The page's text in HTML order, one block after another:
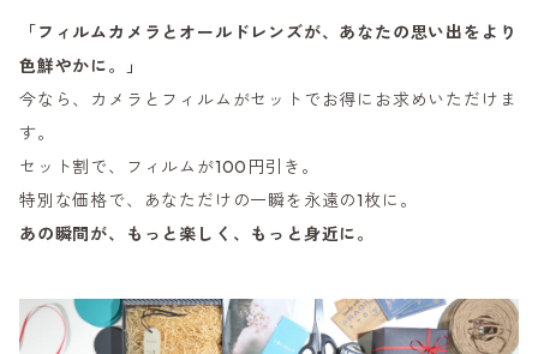
「フィルムカメラとオールドレンズが、あなたの思い出をより
色鮮やかに。」
今なら、カメラとフィルムがセットでお得にお求めいただけま
す。
セット割で、フィルムが100円引き。
特別な価格で、あなただけの一瞬を永遠の1枚に。
あの瞬間が、もっと楽しく、もっと身近に。